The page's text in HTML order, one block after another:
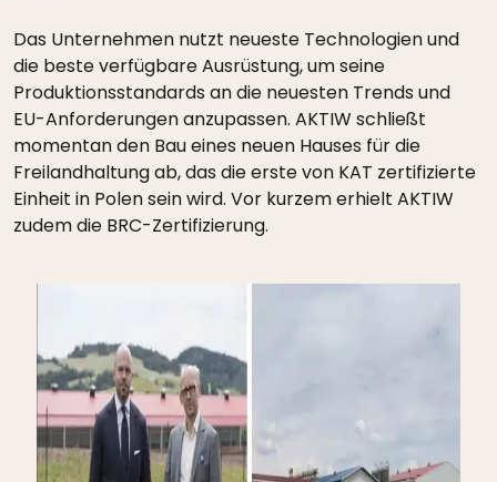
Das Unternehmen nutzt neueste Technologien und
die beste verfügbare Ausrüstung, um seine
Produktionsstandards an die neuesten Trends und
EU-Anforderungen anzupassen. AKTIW schließt
momentan den Bau eines neuen Hauses für die
Freilandhaltung ab, das die erste von KAT zertifizierte
Einheit in Polen sein wird. Vor kurzem erhielt AKTIW
zudem die BRC-Zertifizierung.